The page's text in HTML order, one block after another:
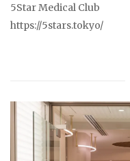
5Star Medical Club
https://5stars.tokyo/